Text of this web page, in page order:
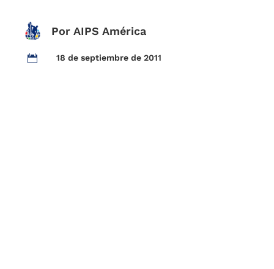
Por AIPS América
 18 de septiembre de 2011